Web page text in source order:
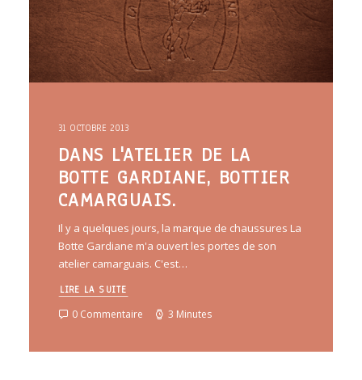
Recherche
Panier
31 OCTOBRE 2013
DANS L'ATELIER DE LA
BOTTE GARDIANE, BOTTIER
CAMARGUAIS.
Il y a quelques jours, la marque de chaussures La
Botte Gardiane m'a ouvert les portes de son
atelier camarguais. C'est…
LIRE LA SUITE
0 Commentaire 3 Minutes